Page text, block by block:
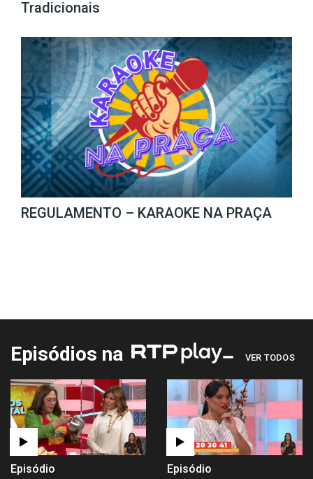
Tradicionais
REGULAMENTO – KARAOKE NA PRAÇA
Episódios na VER TODOS
Episódio Episódio